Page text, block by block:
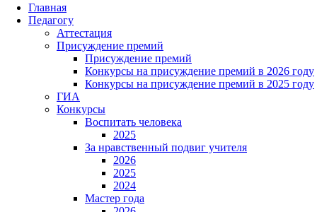
Главная
Педагогу
Аттестация
Присуждение премий
Присуждение премий
Конкурсы на присуждение премий в 2026 году
Конкурсы на присуждение премий в 2025 году
ГИА
Конкурсы
Воспитать человека
2025
За нравственный подвиг учителя
2026
2025
2024
Мастер года